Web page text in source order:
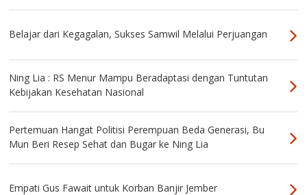
Belajar dari Kegagalan, Sukses Samwil Melalui Perjuangan
Ning Lia : RS Menur Mampu Beradaptasi dengan Tuntutan
Kebijakan Kesehatan Nasional
Pertemuan Hangat Politisi Perempuan Beda Generasi, Bu
Mun Beri Resep Sehat dan Bugar ke Ning Lia
Empati Gus Fawait untuk Korban Banjir Jember